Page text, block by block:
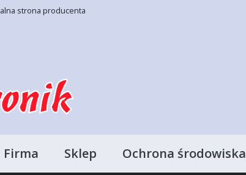
strona producenta
Firma Sklep Ochrona środowiska